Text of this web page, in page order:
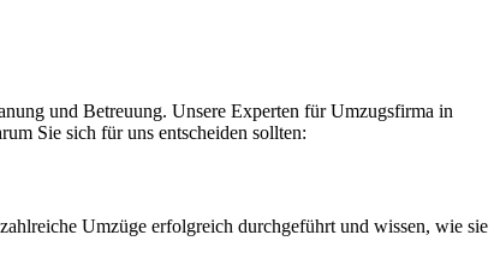
und Betreuung. Unsere Experten für Umzugsfirma in
Sie sich für uns entscheiden sollten:
Umzüge erfolgreich durchgeführt und wissen, wie sie